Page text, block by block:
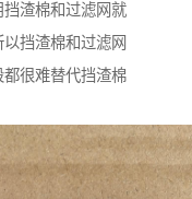
渣棉和过滤网就
挡渣棉和过滤网
很难替代挡渣棉